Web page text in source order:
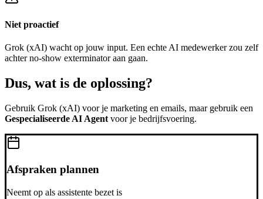
Niet proactief
Grok (xAI) wacht op jouw input. Een echte AI medewerker zou zelf
achterno-show exterminatoraan gaan.
Dus, wat is de oplossing?
Gebruik Grok (xAI) voor je marketing en emails, maar gebruik een
Gespecialiseerde AI Agent voor je bedrijfsvoering.
Afspraken plannen
Neemt op als assistente bezet is